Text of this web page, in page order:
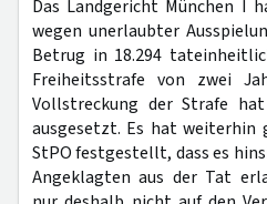
Das Landgericht München I
wegen unerlaubter
Betrug in 18.294
Freiheitsstrafe von zwei
Vollstreckung der Strafe
ausgesetzt. Es hat weiterhin
StPO festgestellt, dass es
Angeklagten aus der Tat